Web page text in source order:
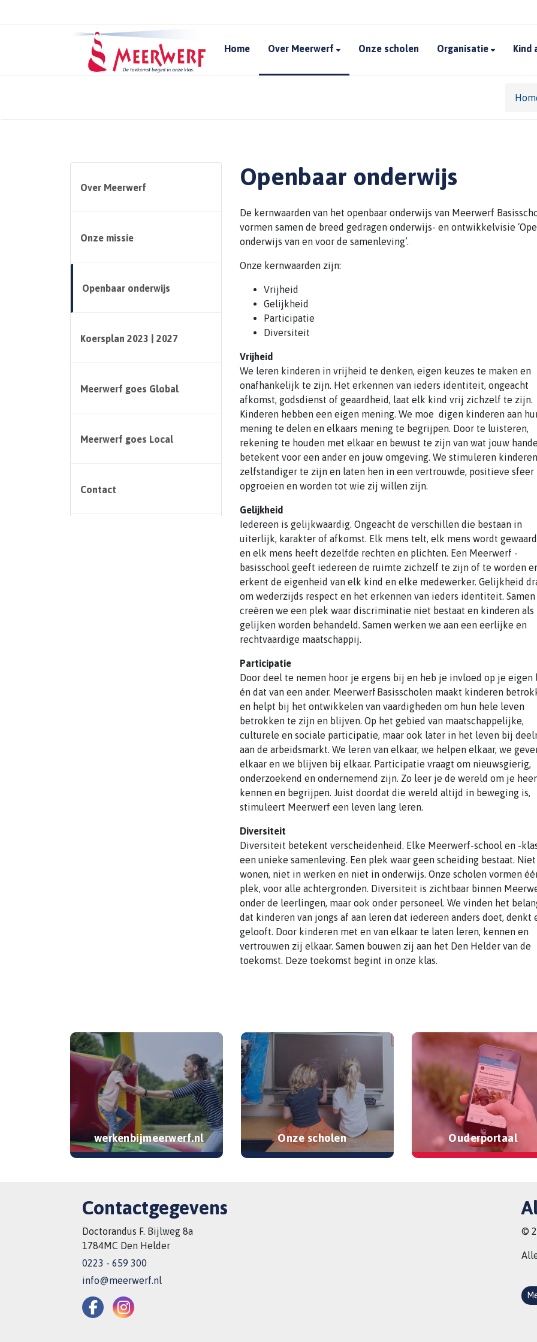
Home Over Meerwerf Onze scholen Organisatie Kind
Over Meerwerf
Onze missie
Openbaar onderwijs
Koersplan 2023 | 2027
Meerwerf goes Global
Meerwerf goes Local
Contact
Openbaar onderwijs
De kernwaarden van het openbaar onderwijs van Meerwerf
vormen samen de breed gedragen onderwijs- en ontwikkelvisie
onderwijs van en voor de samenleving’.
Onze kernwaarden zijn:
Vrijheid
Gelijkheid
Participatie
Diversiteit
Vrijheid
We leren kinderen in vrijheid te denken, eigen keuzes te maken en
onafhankelijk te zijn. Het erkennen van ieders identiteit, ongeacht
afkomst, godsdienst of geaardheid, laat elk kind vrij zichzelf te zijn.
Kinderen hebben een eigen mening. We moe ­ digen kinderen aan
mening te delen en elkaars mening te begrijpen. Door te luisteren,
rekening te houden met elkaar en bewust te zijn van wat jouw
betekent voor een ander en jouw omgeving. We stimuleren kinderen
zelfstandiger te zijn en laten hen in een vertrouwde, positieve sfeer
opgroeien en worden tot wie zij willen zijn.
Gelijkheid
Iedereen is gelijkwaardig. Ongeacht de verschillen die bestaan in
uiterlijk, karakter of afkomst. Elk mens telt, elk mens wordt
en elk mens heeft dezelfde rechten en plichten. Een Meerwerf -
basisschool geeft iedereen de ruimte zichzelf te zijn of te worden
erkent de eigenheid van elk kind en elke medewerker. Gelijkheid
om wederzijds respect en het erkennen van ieders identiteit. Samen
creëren we een plek waar discriminatie niet bestaat en kinderen als
gelijken worden behandeld. Samen werken we aan een eerlijke en
rechtvaardige maatschappij.
Participatie
Door deel te nemen hoor je ergens bij en heb je invloed op je eigen
én dat van een ander. Meerwerf ­Basisscholen maakt kinderen
en helpt bij het ontwikkelen van vaardigheden om hun hele leven
betrokken te zijn en blijven. Op het gebied van maatschappelijke,
culturele en sociale participatie, maar ook later in het leven bij
aan de arbeidsmarkt. We leren van elkaar, we helpen elkaar, we
elkaar en we blijven bij elkaar. Participatie vraagt om nieuwsgierig,
onderzoekend en ondernemend zijn. Zo leer je de wereld om je
kennen en begrijpen. Juist doordat die wereld altijd in beweging is,
stimuleert Meerwerf een leven lang leren.
Diversiteit
Diversiteit betekent verscheidenheid. Elke Meerwerf-school en -
een unieke samenleving. Een plek waar geen scheiding bestaat.
wonen, niet in werken en niet in onderwijs. Onze scholen vormen
plek, voor alle achtergronden. Diversiteit is zichtbaar binnen
onder de leerlingen, maar ook onder personeel. We vinden het
dat kinderen van jongs af aan leren dat iedereen anders doet, denkt
gelooft. Door kinderen met en van elkaar te laten leren, kennen en
vertrouwen zij elkaar. Samen bouwen zij aan het Den Helder van de
toekomst. Deze toekomst begint in onze klas.
werkenbijmeerwerf.nl Onze scholen Ouderportaal
Contactgegevens
Doctorandus F. Bijlweg 8a
1784MC Den Helder
0223 - 659 300
info@meerwerf.nl
©